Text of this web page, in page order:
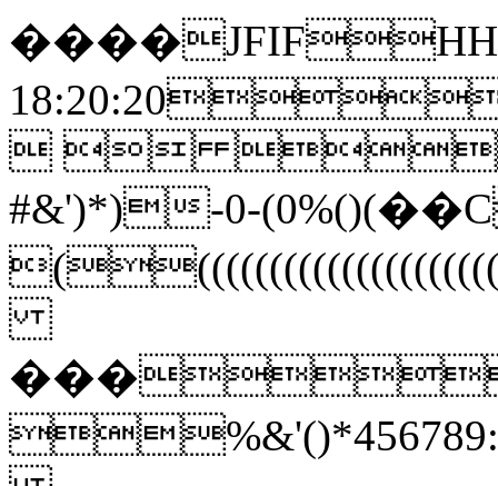
 
#&')*)-0-